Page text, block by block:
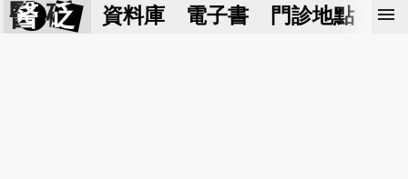
醫 砭 資料庫 電子書 門診地點 預
menu